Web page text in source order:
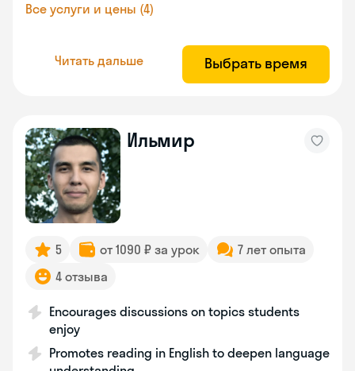
Все услуги и цены (4)
Читать дальше Выбрать время
Ильмир
5 от 1090 ₽ за урок
7 лет опыта
4 отзыва
Encourages discussions on topics students
enjoy
Promotes reading in English to deepen language